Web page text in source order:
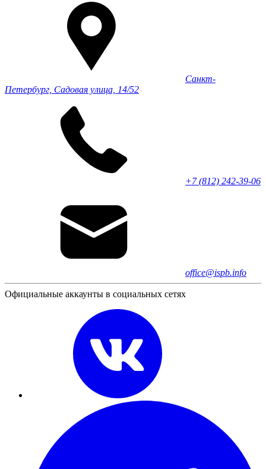
Санкт-
Петербург, Садовая улица, 14/52
+7 (812) 242-39-06
office@ispb.info
Официальные аккаунты в социальных сетях